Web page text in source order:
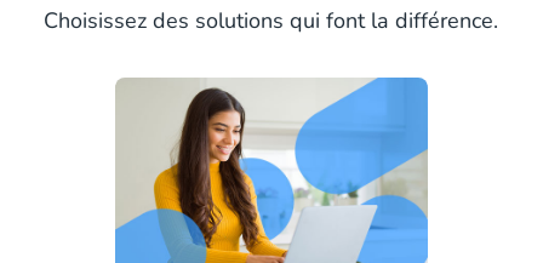
Choisissez des solutions qui font la différence.